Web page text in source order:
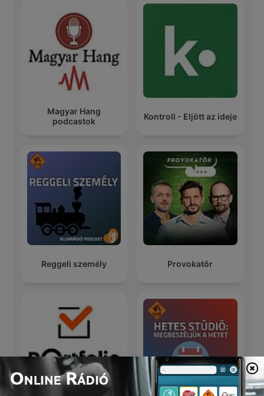
Magyar Hang
podcastok
Kontroll - Eljött az ideje
Reggeli személy Provokatőr